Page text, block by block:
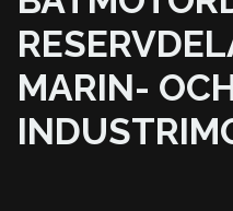
MARIN-